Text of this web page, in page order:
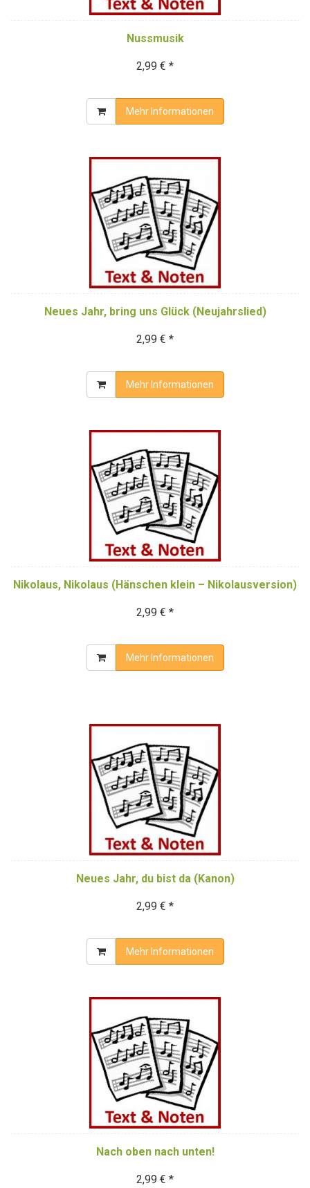
Nussmusik
2,99 € *
Mehr Informationen
Neues Jahr, bring uns Glück (Neujahrslied)
2,99 € *
Mehr Informationen
Nikolaus, Nikolaus (Hänschen klein – Nikolausversion)
2,99 € *
Mehr Informationen
Neues Jahr, du bist da (Kanon)
2,99 € *
Mehr Informationen
Nach oben nach unten!
2,99 € *